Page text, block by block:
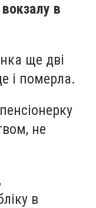
вокзалу в
ще дві
і померла.
не
в